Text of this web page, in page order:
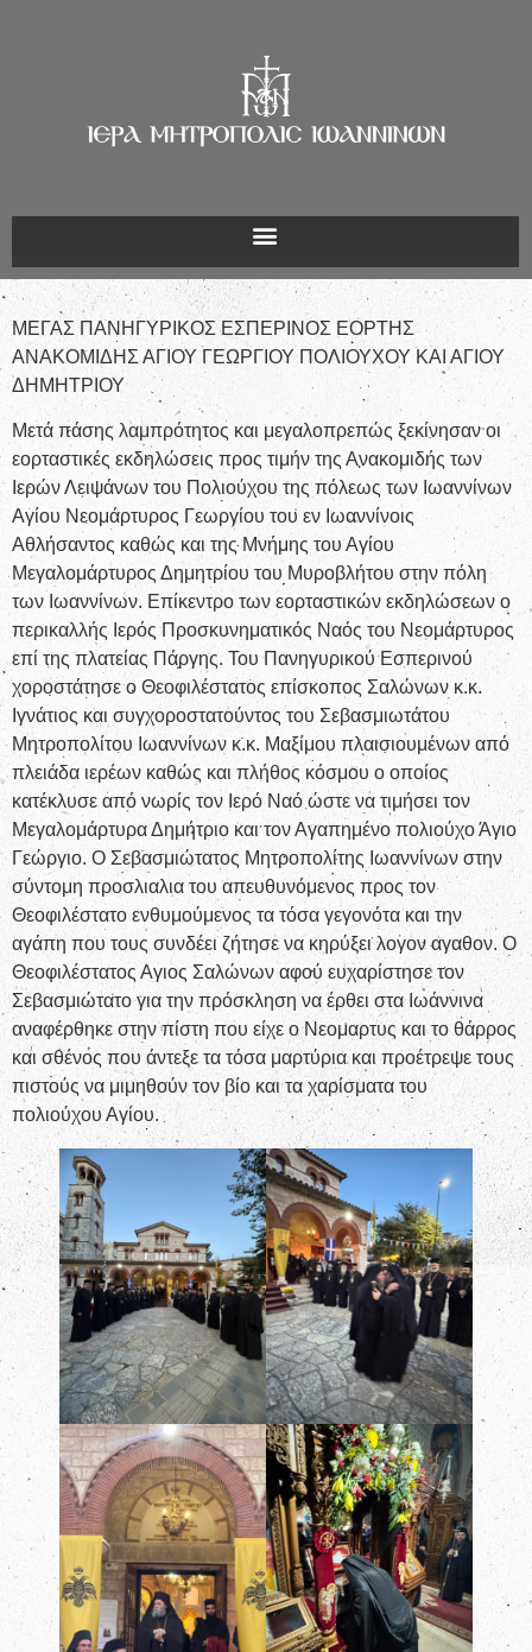
ΜΕΓΑΣ ΠΑΝΗΓΥΡΙΚΟΣ ΕΣΠΕΡΙΝΟΣ ΕΟΡΤΗΣ
ΑΝΑΚΟΜΙΔΗΣ ΑΓΙΟΥ ΓΕΩΡΓΙΟΥ ΠΟΛΙΟΥΧΟΥ ΚΑΙ ΑΓΙΟΥ
ΔΗΜΗΤΡΙΟΥ
Μετά πάσης λαμπρότητος και μεγαλοπρεπώς ξεκίνησαν οι
εορταστικές εκδηλώσεις προς τιμήν της Ανακομιδής των
Ιερών Λειψάνων του Πολιούχου της πόλεως των Ιωαννίνων
Αγίου Νεομάρτυρος Γεωργίου του εν Ιωαννίνοις
Αθλήσαντος καθώς και της Μνήμης του Αγίου
Μεγαλομάρτυρος Δημητρίου του Μυροβλήτου στην πόλη
των Ιωαννίνων. Επίκεντρο των εορταστικών εκδηλώσεων ο
περικαλλής Ιερός Προσκυνηματικός Ναός του Νεομάρτυρος
επί της πλατείας Πάργης. Του Πανηγυρικού Εσπερινού
χοροστάτησε ο Θεοφιλέστατος επίσκοπος Σαλώνων κ.κ.
Ιγνάτιος και συγχοροστατούντος του Σεβασμιωτάτου
Μητροπολίτου Ιωαννίνων κ.κ. Μαξίμου πλαισιουμένων από
πλειάδα ιερέων καθώς και πλήθος κόσμου ο οποίος
κατέκλυσε από νωρίς τον Ιερό Ναό ώστε να τιμήσει τον
Μεγαλομάρτυρα Δημήτριο και τον Αγαπημένο πολιούχο Άγιο
Γεώργιο. Ο Σεβασμιώτατος Μητροπολίτης Ιωαννίνων στην
σύντομη προσλιαλια του απευθυνόμενος προς τον
Θεοφιλέστατο ενθυμούμενος τα τόσα γεγονότα και την
αγάπη που τους συνδέει ζήτησε να κηρύξει λογον αγαθον. Ο
Θεοφιλέστατος Αγιος Σαλώνων αφού ευχαρίστησε τον
Σεβασμιώτατο για την πρόσκληση να έρθει στα Ιωάννινα
αναφέρθηκε στην πίστη που είχε ο Νεομαρτυς και το θάρρος
και σθένος που άντεξε τα τόσα μαρτύρια και προέτρεψε τους
πιστούς να μιμηθούν τον βίο και τα χαρίσματα του
πολιούχου Αγίου.